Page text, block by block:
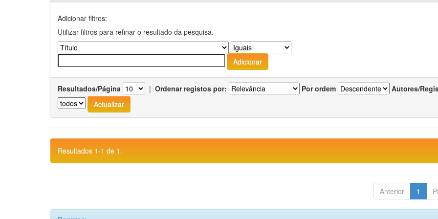
Adicionar filtros:
Utilizar filtros para refinar o resultado da pesquisa.
Resultados/Página | Ordenar registos por: Por ordem Autores/
Resultados 1-1 de 1.
Anterior 1